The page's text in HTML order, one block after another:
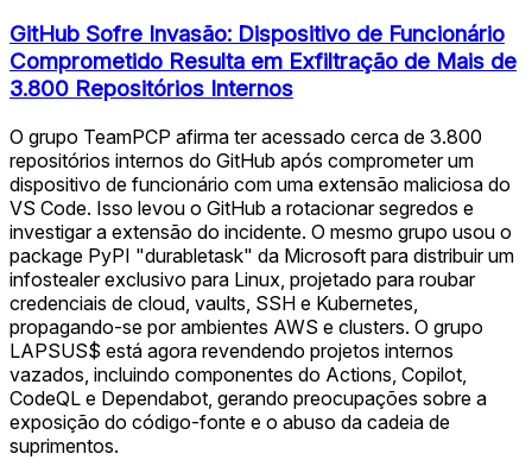
GitHub Sofre Invasão: Dispositivo de Funcionário
Comprometido Resulta em Exfiltração de Mais de
3.800 Repositórios Internos
O grupo TeamPCP afirma ter acessado cerca de 3.800
repositórios internos do GitHub após comprometer um
dispositivo de funcionário com uma extensão maliciosa do
VS Code. Isso levou o GitHub a rotacionar segredos e
investigar a extensão do incidente. O mesmo grupo usou o
package PyPI "durabletask" da Microsoft para distribuir um
infostealer exclusivo para Linux, projetado para roubar
credenciais de cloud, vaults, SSH e Kubernetes,
propagando-se por ambientes AWS e clusters. O grupo
LAPSUS$ está agora revendendo projetos internos
vazados, incluindo componentes do Actions, Copilot,
CodeQL e Dependabot, gerando preocupações sobre a
exposição do código-fonte e o abuso da cadeia de
suprimentos.